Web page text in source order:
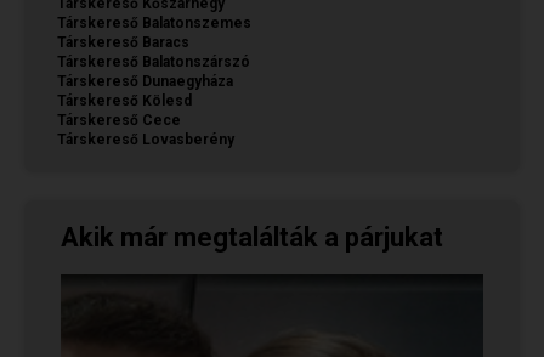
Társkereső Balatonszemes
Társkereső Baracs
Társkereső Balatonszárszó
Társkereső Dunaegyháza
Társkereső Kölesd
Társkereső Cece
Társkereső Lovasberény
Akik már megtalálták a párjukat